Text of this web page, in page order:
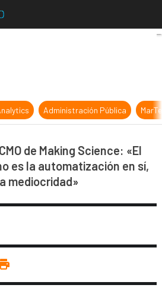
Mónica González, CMO de
Administración Pública
de Making Science: «El
es la automatización en sí,
mediocridad»